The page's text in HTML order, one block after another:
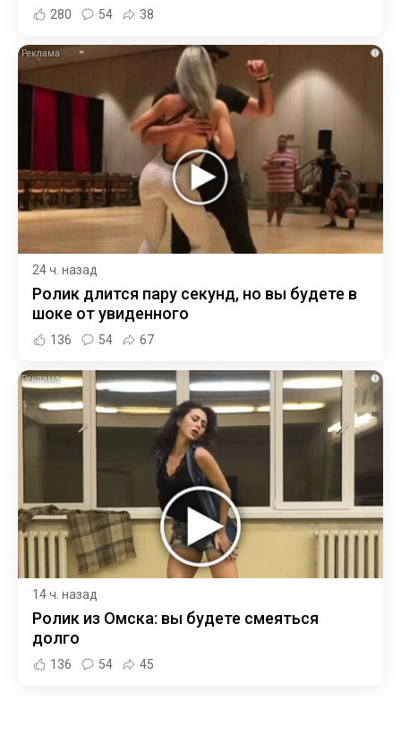
280 54 38
i
24 ч. назад
Ролик длится пару секунд, но вы будете в
шоке от увиденного
136 54 67
i
14 ч. назад
Ролик из Омска: вы будете смеяться
долго
136 54 45